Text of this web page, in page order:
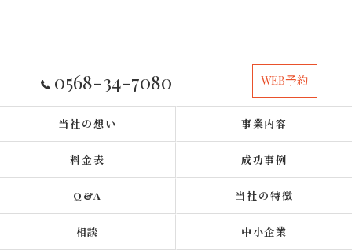
0568-34-7080 WEB予約
当社の想い 事業内容
料金表 成功事例
Q&A 当社の特徴
相談 中小企業